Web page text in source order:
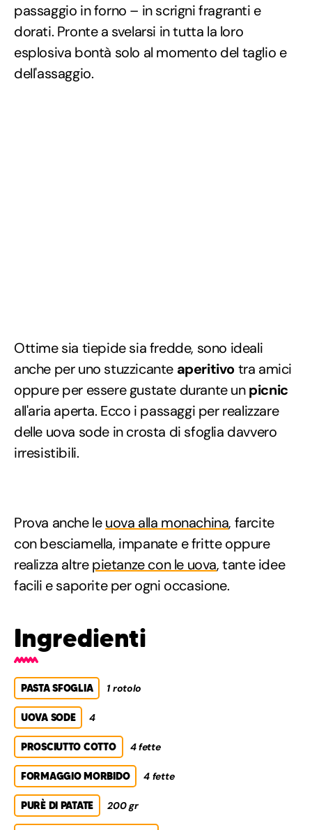
passaggio in forno – in scrigni fragranti e
dorati. Pronte a svelarsi in tutta la loro
esplosiva bontà solo al momento del taglio e
dell'assaggio.
Ottime sia tiepide sia fredde, sono ideali
anche per uno stuzzicante aperitivotra amici
oppure per essere gustate durante unpicnic
all'aria aperta. Ecco i passaggi per realizzare
delle uova sode in crosta di sfoglia davvero
irresistibili.
Prova anche leuova alla monachina, farcite
con besciamella, impanate e fritte oppure
realizza altrepietanze con le uova, tante idee
facili e saporite per ogni occasione.
Ingredienti
PASTA SFOGLIA 1 rotolo
UOVA SODE 4
PROSCIUTTO COTTO 4 fette
FORMAGGIO MORBIDO 4 fette
PURÈ DI PATATE 200 gr